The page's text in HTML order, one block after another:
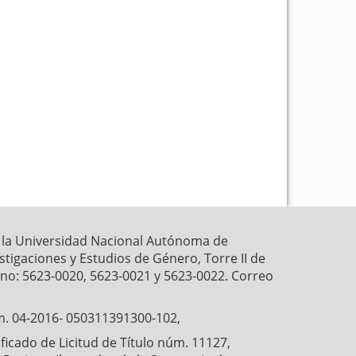
Universidad Nacional Autónoma de
y Estudios de Género, Torre II de
5623-0020, 5623-0021 y 5623-0022. Correo
2016- 050311391300-102,
de Licitud de Título núm. 11127,